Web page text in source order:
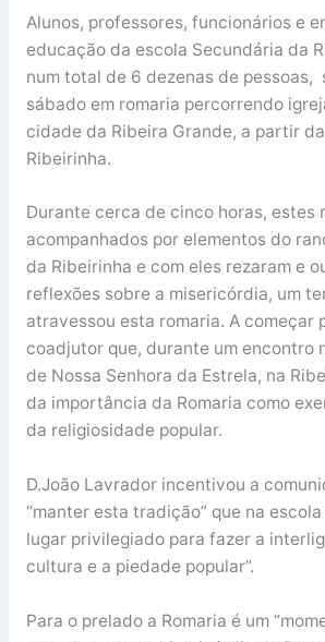
Alunos, professores, funcionários e
educação da escola Secundária da
num total de 6 dezenas de pessoas,
sábado em romaria percorrendo
cidade da Ribeira Grande, a partir
Ribeirinha.
Durante cerca de cinco horas, estes
acompanhados por elementos do
da Ribeirinha e com eles rezaram e
reflexões sobre a misericórdia, um
atravessou esta romaria. A começar
coadjutor que, durante um encontro
de Nossa Senhora da Estrela, na
da importância da Romaria como
da religiosidade popular.
D.João Lavrador incentivou a
“manter esta tradição” que na
lugar privilegiado para fazer a
cultura e a piedade popular”.
Para o prelado a Romaria é um